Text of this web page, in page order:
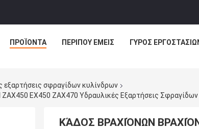
ΠΡΟΪΌΝΤΑ ΠΕΡΊΠΟΥ ΕΜΕΊΣ ΓΎΡΟΣ
εξαρτήσεις σφραγίδων κυλίνδρων
EX450 ZAX470 Υδραυλικές Εξαρτήσεις
ΚΆΔΟΣ ΒΡΑΧΙΌΝΩΝ